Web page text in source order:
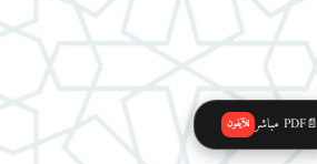
📄PDF مباشر للآيفون